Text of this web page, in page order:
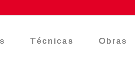
Técnicas Obras